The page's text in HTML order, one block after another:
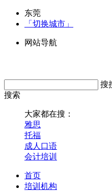
东莞
「切换城市」
网站导航
搜
搜索
大家都在搜：
雅思
托福
成人口语
会计培训
首页
培训机构